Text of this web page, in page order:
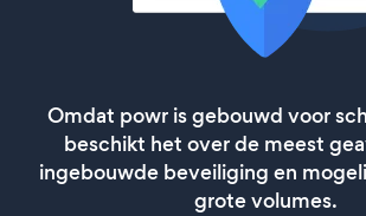
Omdat powr is gebouwd voor
beschikt het over de meest
ingebouwde beveiliging en
grote volumes.